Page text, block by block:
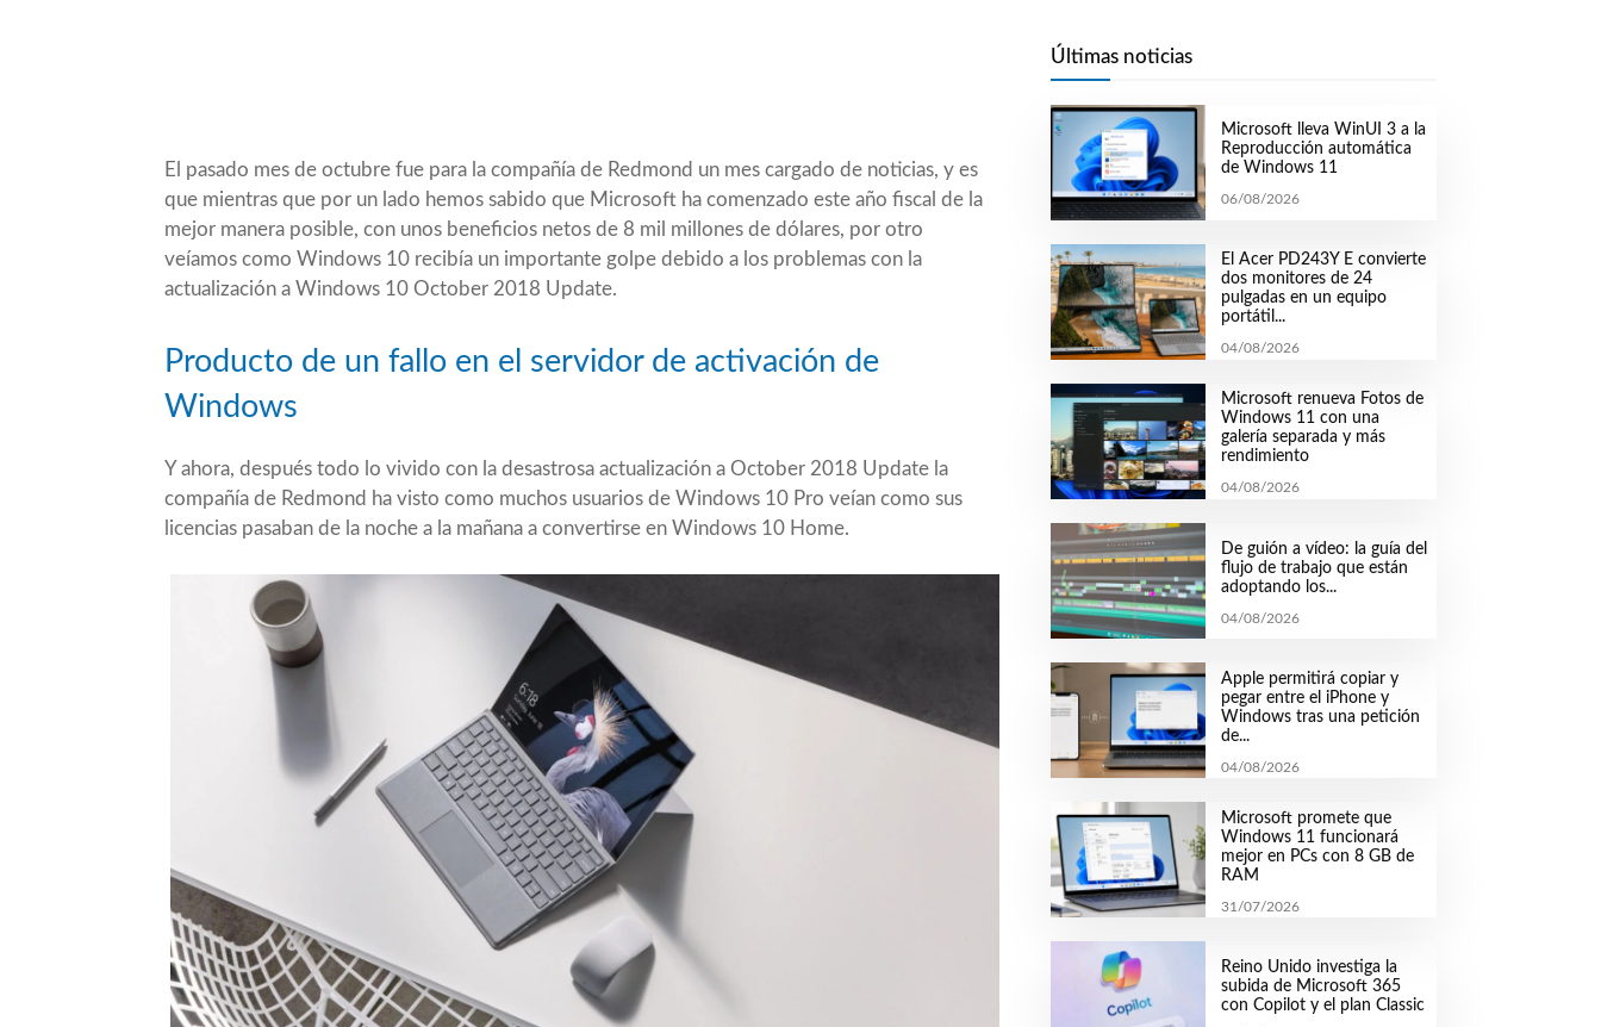
El pasado mes de octubre fue para la compañía de Redmond un mes cargado de noticias, y es
que mientras que por un lado hemos sabido que Microsoft ha comenzado este año fiscal de la
mejor manera posible, con unos beneficios netos de 8 mil millones de dólares, por otro
veíamos como Windows 10 recibía un importante golpe debido a los problemas con la
actualización a Windows 10 October 2018 Update.
Producto de un fallo en el servidor de activación de
Windows
Y ahora, después todo lo vivido con la desastrosa actualización a October 2018 Update la
compañía de Redmond ha visto como muchos usuarios de Windows 10 Pro veían como sus
licencias pasaban de la noche a la mañana a convertirse en Windows 10 Home.
Últimas noticias
Microsoft lleva WinUI 3 a la
Reproducción automática
de Windows 11
06/08/2026
El Acer PD243Y E convierte
dos monitores de 24
pulgadas en un equipo
portátil...
04/08/2026
Microsoft renueva Fotos de
Windows 11 con una
galería separada y más
rendimiento
04/08/2026
De guión a vídeo: la guía del
flujo de trabajo que están
adoptando los...
04/08/2026
Apple permitirá copiar y
pegar entre el iPhone y
Windows tras una petición
de...
04/08/2026
Microsoft promete que
Windows 11 funcionará
mejor en PCs con 8 GB de
RAM
31/07/2026
Reino Unido investiga la
subida de Microsoft 365
con Copilot y el plan Classic